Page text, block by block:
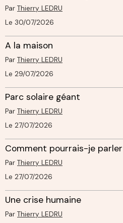
Par Thierry LEDRU
Le 30/07/2026
A la maison
Par Thierry LEDRU
Le 29/07/2026
Parc solaire géant
Par Thierry LEDRU
Le 27/07/2026
Comment pourrais-je
Par Thierry LEDRU
Le 27/07/2026
Une crise humaine
Par Thierry LEDRU